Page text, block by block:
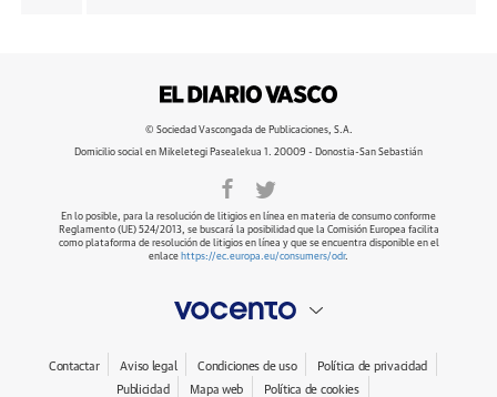
© Sociedad Vascongada de Publicaciones, S.A.
Domicilio social en Mikeletegi Pasealekua 1. 20009 - Donostia-San Sebastián
En lo posible, para la resolución de litigios en línea en materia de consumo conforme
Reglamento (UE) 524/2013, se buscará la posibilidad que la Comisión Europea facilita
como plataforma de resolución de litigios en línea y que se encuentra disponible en el
enlace https://ec.europa.eu/consumers/odr.
Contactar Aviso legal Condiciones de uso
Política de privacidad
Publicidad
Mapa web Política de cookies